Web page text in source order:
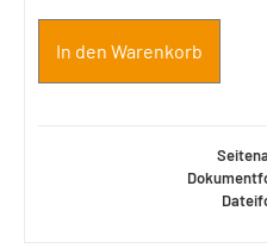
In den Warenkorb